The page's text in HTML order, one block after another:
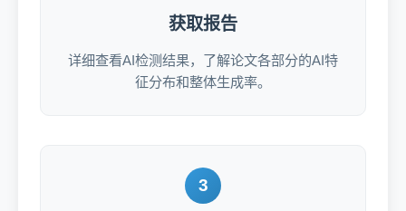
获取报告
详细查看AI检测结果，了解论文各部分的AI特
征分布和整体生成率。
3